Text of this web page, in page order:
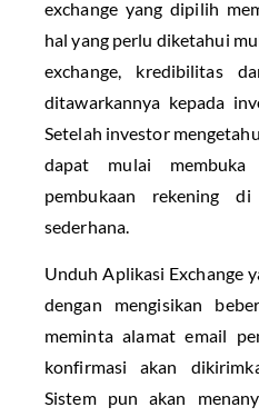
exchange yang dipilih
hal yang perlu diketahui
exchange, kredibilitas
ditawarkannya kepada
Setelah investor
dapat mulai
pembukaan rekening
sederhana.
Unduh Aplikasi Exchange
dengan mengisikan
meminta alamat email
konfirmasi akan
Sistem pun akan